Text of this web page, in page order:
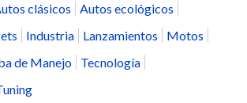
clásicos
Autos ecológicos
Industria Lanzamientos
Motos
de Manejo
Tecnología